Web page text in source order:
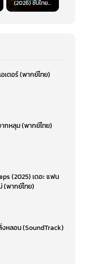
(2026) ซับไทย...
เตอร์ (พากย์ไทย)
กหลุม (พากย์ไทย)
(2025) เดอะ แฟน
(พากย์ไทย)
หลอน (SoundTrack)